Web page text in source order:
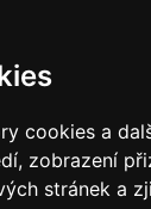
cookies a
zobrazení
stránek a
gov cz